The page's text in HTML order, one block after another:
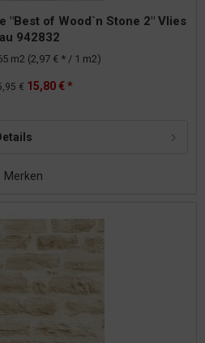
"Best of Wood`n Stone 2" Vlies
942832
m2 (2,97 € * / 1 m2)
€ 15,80 € *
Merken